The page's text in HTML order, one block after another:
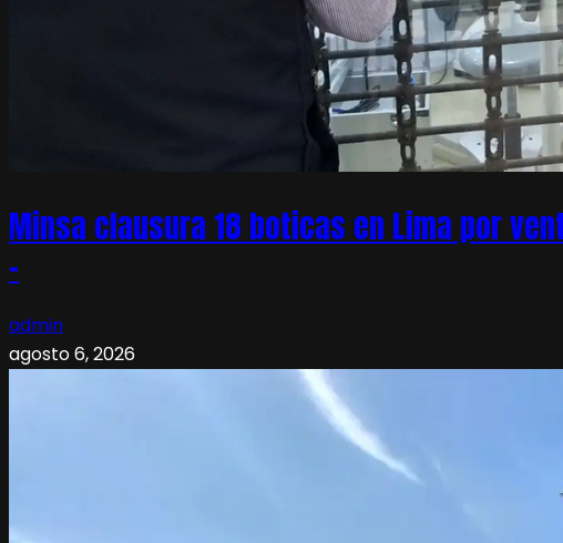
Minsa clausura 18 boticas en Lima por
–
admin
agosto 6, 2026